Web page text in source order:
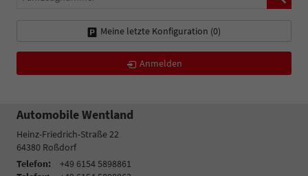
Meine letzte Konfiguration (0)
Anmelden
Automobile Wentland
Heinz-Friedrich-Straße 22
64380 Roßdorf
Telefon:
+49 6154 5898861